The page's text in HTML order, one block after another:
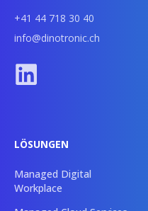
+41 44 718 30 40
info@dinotronic.ch
LÖSUNGEN
Managed Digital
Workplace